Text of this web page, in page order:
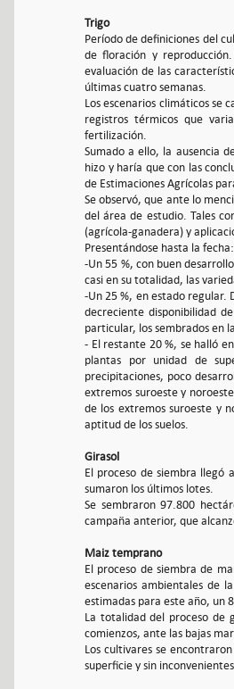
Trigo
Período de definiciones del
de floración y
evaluación de las
últimas cuatro semanas.
Los escenarios climáticos se
registros térmicos que
fertilización.
Sumado a ello, la ausencia
hizo y haría que con las
de Estimaciones Agrícolas
Se observó, que ante lo
del área de estudio. Tales
(agrícola-ganadera) y
Presentándose hasta la fecha:
-Un 55 %, con buen
casi en su totalidad, las
-Un 25 %, en estado regular.
decreciente disponibilidad
particular, los sembrados en
- El restante 20 %, se halló
plantas por unidad de
precipitaciones, poco
extremos suroeste y
de los extremos suroeste y
aptitud de los suelos.
Girasol
El proceso de siembra llegó
sumaron los últimos lotes.
Se sembraron 97.800
campaña anterior, que
Maiz temprano
El proceso de siembra de
escenarios ambientales de
estimadas para este año, un
La totalidad del proceso de
comienzos, ante las bajas
Los cultivares se
superficie y sin